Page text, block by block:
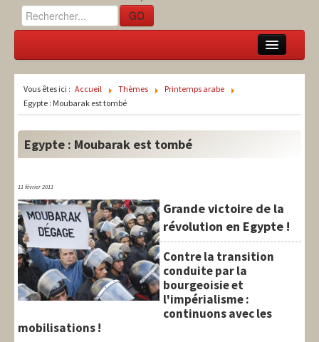
GO
National
International
Syndical
Social
Thèmes
Vous êtes ici : Accueil Thèmes
Printemps arabe
Egypte : Moubarak est tombé
Egypte : Moubarak est tombé
11 février 2011
Grande victoire de la
révolution en Egypte !
Contre la transition
conduite par la
bourgeoisie et
l'impérialisme :
continuons avec les
mobilisations !